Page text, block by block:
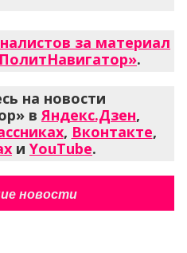
за материал
.
на новости
вЯндекс.Дзен,
, Вконтакте,
и YouTube.
новости